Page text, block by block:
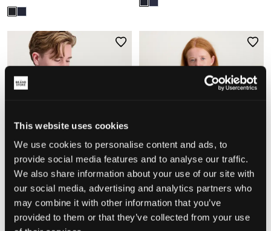
This website uses cookies
We use cookies to personalise content and ads, to
provide social media features and to analyse our traffic.
We also share information about your use of our site with
our social media, advertising and analytics partners who
may combine it with other information that you’ve
provided to them or that they’ve collected from your use
U.S. Polo Assn.
Kids ONLY